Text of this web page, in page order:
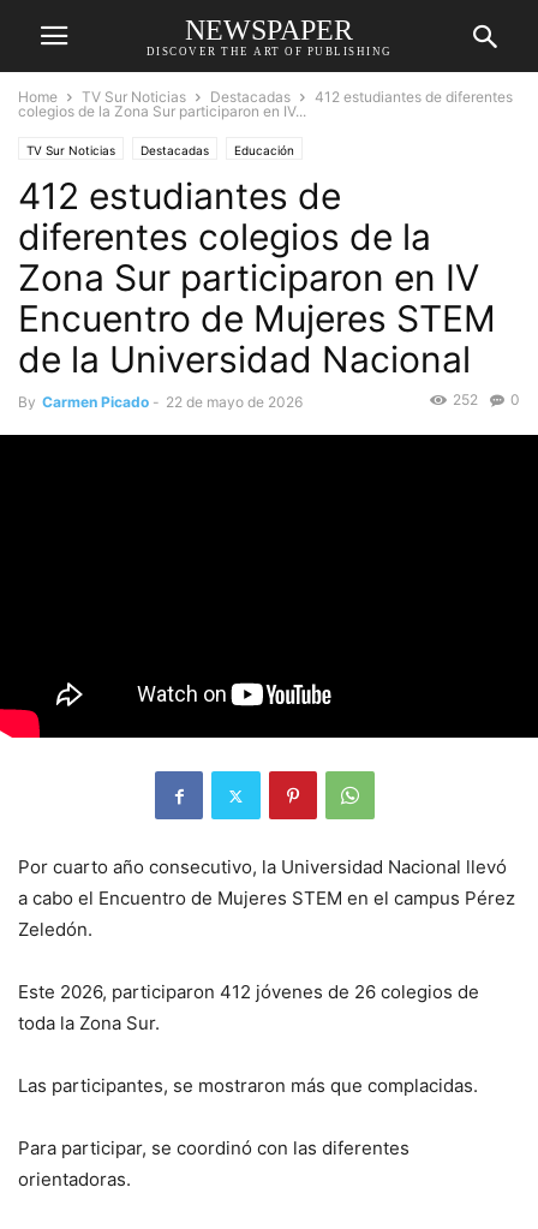
NEWSPAPER
DISCOVER THE ART OF PUBLISHING
Home TV Sur Noticias Destacadas
412 estudiantes de diferentes
colegios de la Zona Sur participaron en IV...
TV Sur Noticias Destacadas Educación
412 estudiantes de
diferentes colegios de la
Zona Sur participaron en IV
Encuentro de Mujeres STEM
de la Universidad Nacional
By Carmen Picado - 22 de mayo de 2026 0
252
Por cuarto año consecutivo, la Universidad Nacional llevó
a cabo el Encuentro de Mujeres STEM en el campus Pérez
Zeledón.
Este 2026, participaron 412 jóvenes de 26 colegios de
toda la Zona Sur.
Las participantes, se mostraron más que complacidas.
Para participar, se coordinó con las diferentes
orientadoras.